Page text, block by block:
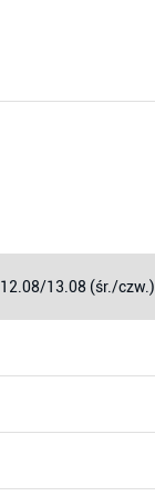
12.08/13.08 (śr./czw.)